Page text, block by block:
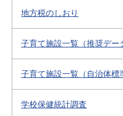
地方税のしおり
子育て施設一覧（推奨デー
子育て施設一覧（自治体標
学校保健統計調査